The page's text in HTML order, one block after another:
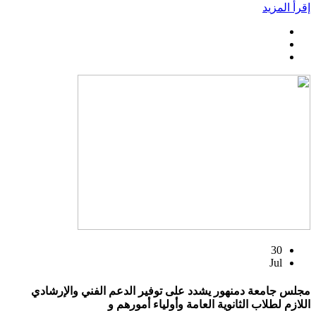
إقرأ المزيد
30
Jul
مجلس جامعة دمنهور يشدد على توفير الدعم الفني والإرشادي
اللازم لطلاب الثانوية العامة وأولياء أمورهم و